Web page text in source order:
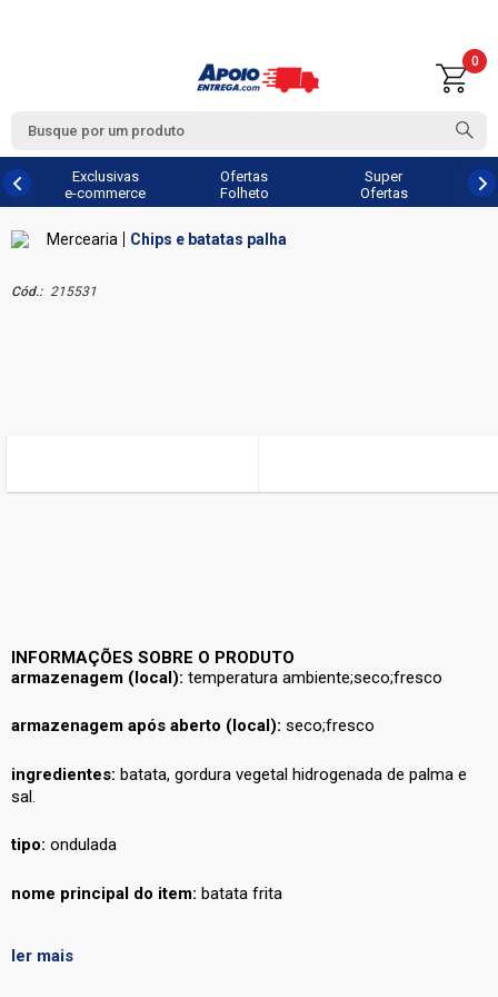
0
Exclusivas
e-commerce
Ofertas
Folheto
Super
Ofertas
Mercearia Chips e batatas palha
Cód.: 215531
INFORMAÇÕES SOBRE O PRODUTO
armazenagem (local): temperatura ambiente;seco;fresco
armazenagem após aberto (local): seco;fresco
ingredientes: batata, gordura vegetal hidrogenada de palma e
sal.
tipo: ondulada
nome principal do item: batata frita
ler mais